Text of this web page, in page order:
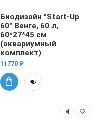
Биодизайн "Start-Up
60" Венге, 60 л,
60*27*45 см
(аквариумный
комплект)
11770 ₽